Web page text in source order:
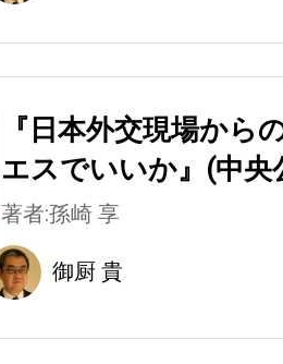
『日本外交現場から
エスでいいか』(中央
著者:孫崎 享
御厨 貴